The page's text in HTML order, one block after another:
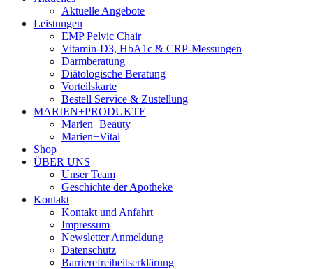
Aktuelle Angebote
Leistungen
EMP Pelvic Chair
Vitamin-D3, HbA1c & CRP-Messungen
Darmberatung
Diätologische Beratung
Vorteilskarte
Bestell Service & Zustellung
MARIEN+PRODUKTE
Marien+Beauty
Marien+Vital
Shop
ÜBER UNS
Unser Team
Geschichte der Apotheke
Kontakt
Kontakt und Anfahrt
Impressum
Newsletter Anmeldung
Datenschutz
Barrierefreiheitserklärung